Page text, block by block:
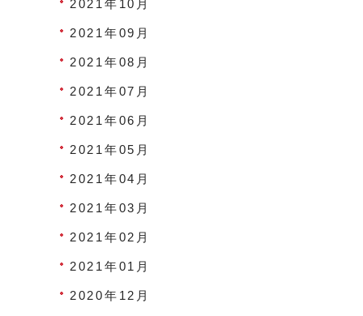
2021年10月
2021年09月
2021年08月
2021年07月
2021年06月
2021年05月
2021年04月
2021年03月
2021年02月
2021年01月
2020年12月